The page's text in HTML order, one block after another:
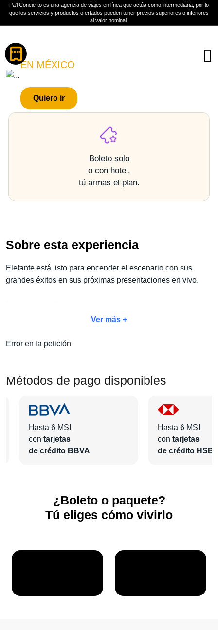
Pa'l Concierto es una agencia de viajes en línea que actúa como intermediaria, por lo
que los servicios y productos ofertados pueden tener precios superiores o inferiores
al valor nominal.
Boletos
ELEFANTE
EN MÉXICO
Quiero ir
Boleto solo
o con hotel,
tú armas el plan.
Sobre esta experiencia
Elefante está listo para encender el escenario con sus
grandes éxitos en sus próximas presentaciones en vivo.
exclusivo paquete Concierto + Hotel.
todas las comodidades adicionales que harán de tu
Escoge tu categoría de boleto favorita, selecciona el hotel
que más te guste y añade las actividades extras que
prefieras.
Reinventamos la manera de vivir los eventos para que tú
solo te preocupes por disfrutar.
Ver más +
Error en la petición
Métodos de pago disponibles
Hasta 6 MSI
con tarjetas
de crédito BBVA
Hasta 6 MSI
con tarjetas
de crédito
¿Boleto o paquete?
Tú eliges cómo vivirlo